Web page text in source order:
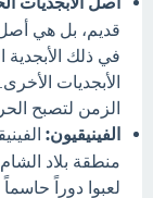
قديم، بل هي أصل
في ذلك الأبجدية
الأبجديات
الزمن لتصبح
الفينيقيون:
منطقة بلاد
لعبوا دوراً